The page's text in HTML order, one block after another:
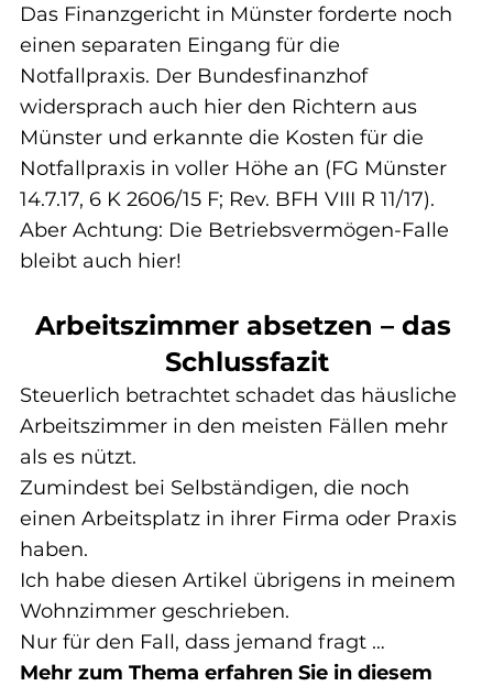
Das Finanzgericht in Münster forderte noch
einen separaten Eingang für die
Notfallpraxis. Der Bundesfinanzhof
widersprach auch hier den Richtern aus
Münster und erkannte die Kosten für die
Notfallpraxis in voller Höhe an (FG Münster
14.7.17, 6 K 2606/15 F; Rev. BFH VIII R 11/17).
Aber Achtung: Die Betriebsvermögen-Falle
bleibt auch hier!
Arbeitszimmer absetzen – das
Schlussfazit
Steuerlich betrachtet schadet das häusliche
Arbeitszimmer in den meisten Fällen mehr
als es nützt.
Zumindest bei Selbständigen, die noch
einen Arbeitsplatz in ihrer Firma oder Praxis
haben.
Ich habe diesen Artikel übrigens in meinem
Wohnzimmer geschrieben.
Nur für den Fall, dass jemand fragt …
Mehr zum Thema erfahren Sie in diesem